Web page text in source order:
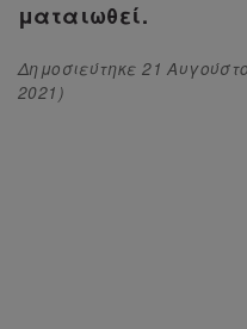
ματαιωθεί.
Δημοσιεύτηκε21
2021 )